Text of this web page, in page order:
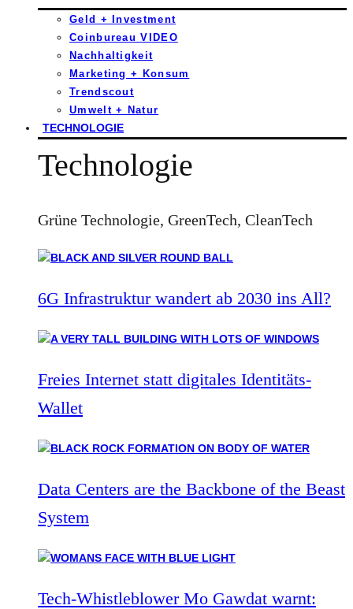
Geld + Investment
Coinbureau VIDEO
Nachhaltigkeit
Marketing + Konsum
Trendscout
Umwelt + Natur
TECHNOLOGIE
Technologie
Grüne Technologie, GreenTech, CleanTech
6G Infrastruktur wandert ab 2030 ins All?
Freies Internet statt digitales Identitäts-
Wallet
Data Centers are the Backbone of the Beast
System
Tech-Whistleblower Mo Gawdat warnt: